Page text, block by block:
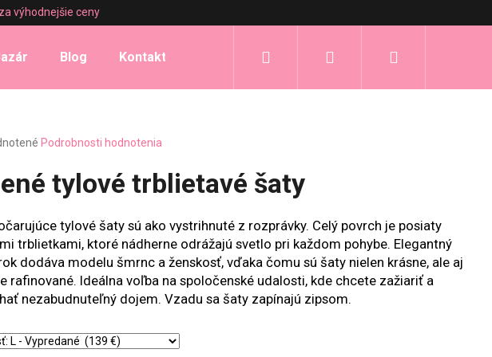
výhodnejšie ceny
Blog Kontakt Prihlásenie
Podrobnosti hodnotenia
tylové trblietavé šaty
tylové šaty sú ako vystrihnuté z rozprávky. Celý povrch je posiaty
trblietkami, ktoré nádherne odrážajú svetlo pri každom pohybe. Elegantný
dodáva modelu šmrnc a ženskosť, vďaka čomu sú šaty nielen krásne, ale aj
rafinované. Ideálna voľba na spoločenské udalosti, kde chcete zažiariť a
nezabudnuteľný dojem. Vzadu sa šaty zapínajú zipsom.